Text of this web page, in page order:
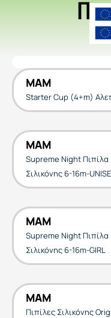
MAM
Starter Cup (4+m)
MAM
Supreme Night Πιπίλα
Σιλικόνης 6-16m-
MAM
Supreme Night Πιπίλα
Σιλικόνης 6-16m-GIRL
MAM
Πιπίλες Σιλικόνης